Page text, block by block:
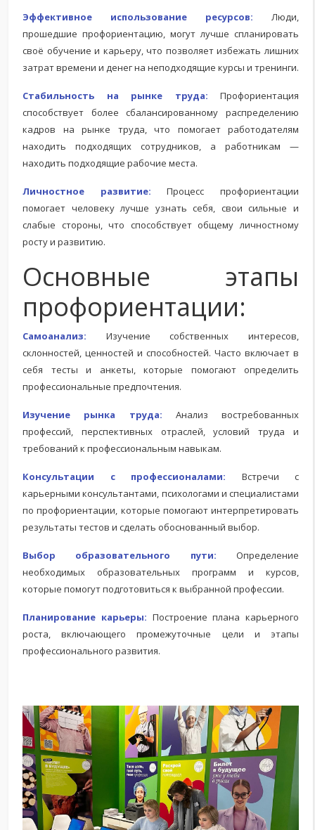
Эффективное использование ресурсов:
Люди,
прошедшие профориентацию, могут лучше спланировать
своё обучение и карьеру, что позволяет избежать лишних
затрат времени и денег на неподходящие курсы и тренинги.
Стабильность на рынке труда:
Профориентация
способствует более сбалансированному распределению
кадров на рынке труда, что помогает работодателям
находить подходящих сотрудников, а работникам —
находить подходящие рабочие места.
Личностное развитие:
Процесс профориентации
помогает человеку лучше узнать себя, свои сильные и
слабые стороны, что способствует общему личностному
росту и развитию.
Основные этапы
профориентации:
Самоанализ:
Изучение собственных интересов,
склонностей, ценностей и способностей. Часто включает в
себя тесты и анкеты, которые помогают определить
профессиональные предпочтения.
Изучение рынка труда:
Анализ востребованных
профессий, перспективных отраслей, условий труда и
требований к профессиональным навыкам.
Консультации с профессионалами:
Встречи с
карьерными консультантами, психологами и специалистами
по профориентации, которые помогают интерпретировать
результаты тестов и сделать обоснованный выбор.
Выбор образовательного пути:
Определение
необходимых образовательных программ и курсов,
которые помогут подготовиться к выбранной профессии.
Планирование карьеры: Построение плана карьерного
роста, включающего промежуточные цели и этапы
профессионального развития.